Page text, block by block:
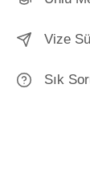
Vize
Sık